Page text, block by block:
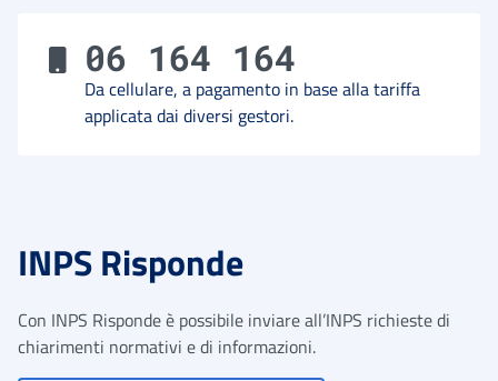
06 164 164
Da cellulare, a pagamento in base alla tariffa
applicata dai diversi gestori.
INPS Risponde
Con INPS Risponde è possibile inviare all’INPS richieste di
chiarimenti normativi e di informazioni.